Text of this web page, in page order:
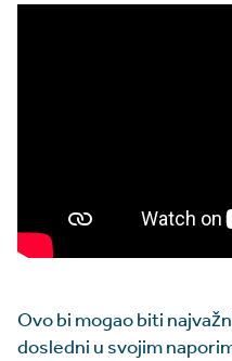
Ovo bi mogao biti
dosledni u svojim